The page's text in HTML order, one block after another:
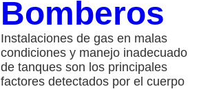
Bomberos
Instalaciones de gas en malas
condiciones y manejo inadecuado
de tanques son los principales
factores detectados por el cuerpo